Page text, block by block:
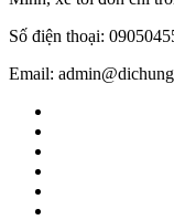
Số điện thoại:
Email: